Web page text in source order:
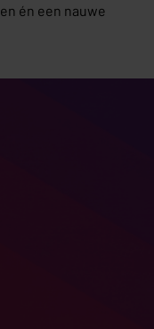
én een nauwe